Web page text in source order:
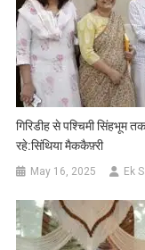
गिरिडीह से पश्चिमी सिंहभूम
रहे:सिंथिया मैककैफ़्री
May 16, 2025 Ek